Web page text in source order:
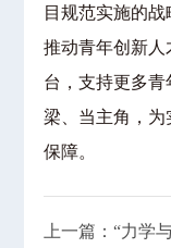
目规范实施的战
推动青年创新
台，支持更多
梁、当主角，
保障。
上一篇：“力学